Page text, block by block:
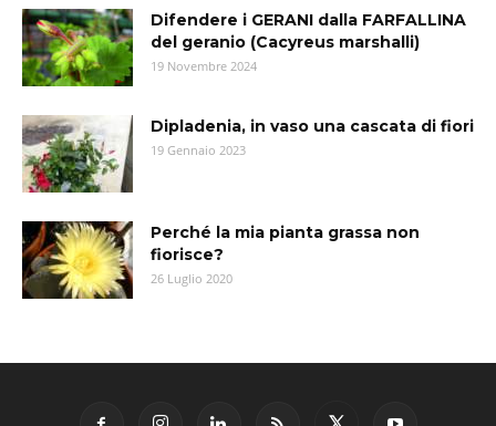
Difendere i GERANI dalla FARFALLINA
del geranio (Cacyreus marshalli)
19 Novembre 2024
Dipladenia, in vaso una cascata di fiori
19 Gennaio 2023
Perché la mia pianta grassa non
fiorisce?
26 Luglio 2020